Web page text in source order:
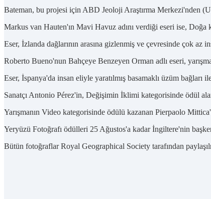
Bateman, bu projesi için ABD Jeoloji Araştırma Merkezi'nden
Markus van Hauten'ın Mavi Havuz adını verdiği eseri ise, Doğa
Eser, İzlanda dağlarının arasına gizlenmiş ve çevresinde çok az
Roberto Bueno'nun Bahçeye Benzeyen Orman adlı eseri,
Eser, İspanya'da insan eliyle yaratılmış basamaklı üzüm
Sanatçı Antonio Pérez'in, Değişimin İklimi kategorisinde ödül
Yarışmanın Video kategorisinde ödülü kazanan Pierpaolo
Yeryüzü Fotoğrafı ödülleri 25 Ağustos'a kadar İngiltere'nin
Bütün fotoğraflar Royal Geographical Society tarafından